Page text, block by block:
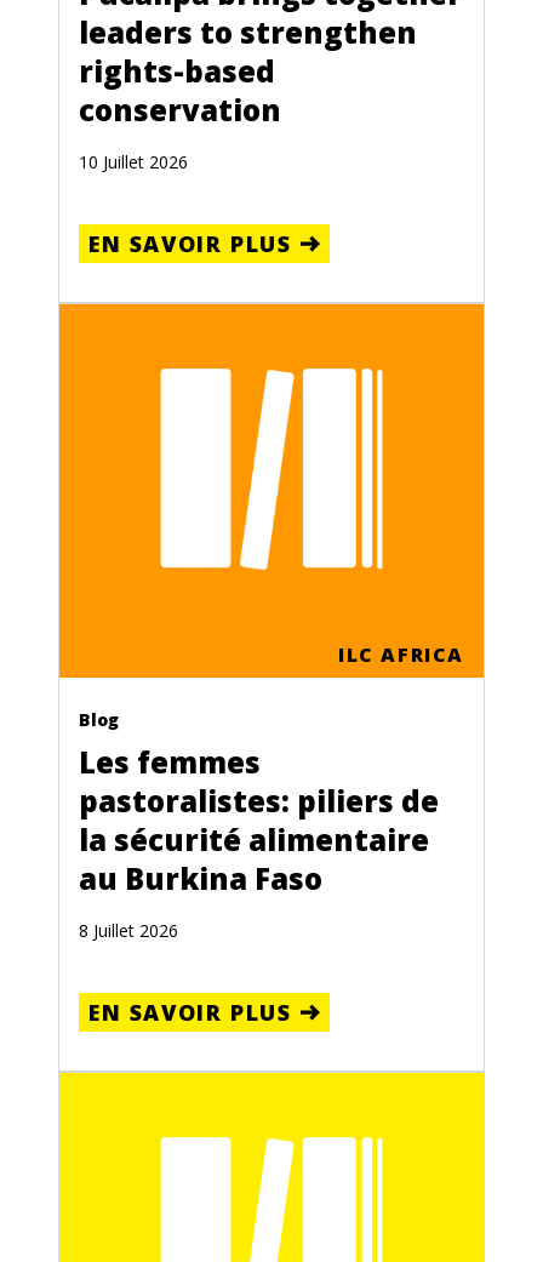
leaders to strengthen
rights-based
conservation
10 Juillet 2026
EN SAVOIR PLUS
ILC AFRICA
Blog
Les femmes
pastoralistes: piliers de
la sécurité alimentaire
au Burkina Faso
8 Juillet 2026
EN SAVOIR PLUS